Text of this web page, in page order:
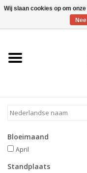
Home
Voorjaarsbloeiers
Zomerbloeiers
Bloeimaand
April
Standplaats
Wij slaan cookies op om
Nee